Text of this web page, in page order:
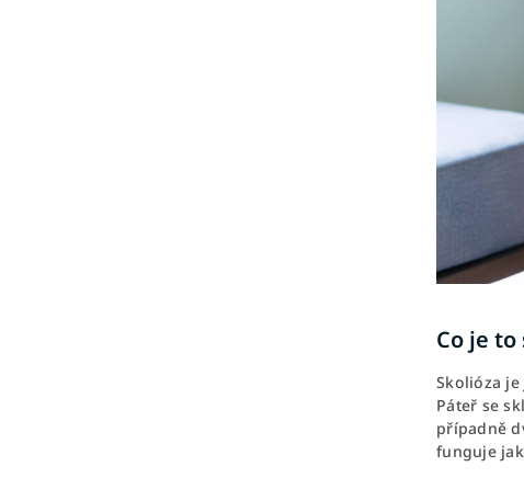
Co je
Skolióza je
Páteř se
případně
funguje